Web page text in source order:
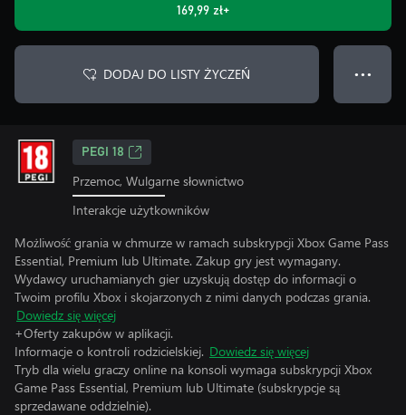
169,99 zł+
DODAJ DO LISTY ŻYCZEŃ ● ● ●
PEGI 18
Przemoc, Wulgarne słownictwo
Interakcje użytkowników
Możliwość grania w chmurze w ramach subskrypcji Xbox Game Pass
Essential, Premium lub Ultimate. Zakup gry jest wymagany.
Wydawcy uruchamianych gier uzyskują dostęp do informacji o
Twoim profilu Xbox i skojarzonych z nimi danych podczas grania.
Dowiedz się więcej
+Oferty zakupów w aplikacji.
Informacje o kontroli rodzicielskiej. Dowiedz się więcej
Tryb dla wielu graczy online na konsoli wymaga subskrypcji Xbox
Game Pass Essential, Premium lub Ultimate (subskrypcje są
sprzedawane oddzielnie).